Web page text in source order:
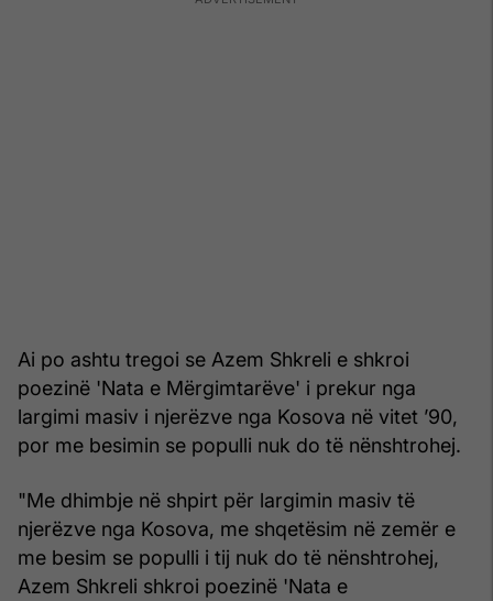
Ai po ashtu tregoi se Azem Shkreli e shkroi
poezinë 'Nata e Mërgimtarëve' i prekur nga
largimi masiv i njerëzve nga Kosova në vitet ’90,
por me besimin se populli nuk do të nënshtrohej.
"Me dhimbje në shpirt për largimin masiv të
njerëzve nga Kosova, me shqetësim në zemër e
me besim se populli i tij nuk do të nënshtrohej,
Azem Shkreli shkroi poezinë 'Nata e